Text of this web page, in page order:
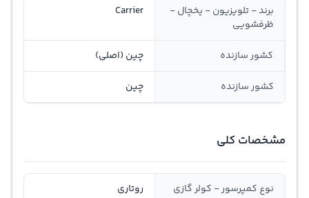
برند - تلویزیون - یخچال -
ظرفشویی
Carrier
کشور سازنده چین (اصلی)
کشور سازنده چین
مشخصات کلی
نوع کمپرسور - کولر گازی روتاری